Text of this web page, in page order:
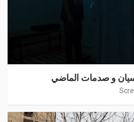
و صدمات الماضي